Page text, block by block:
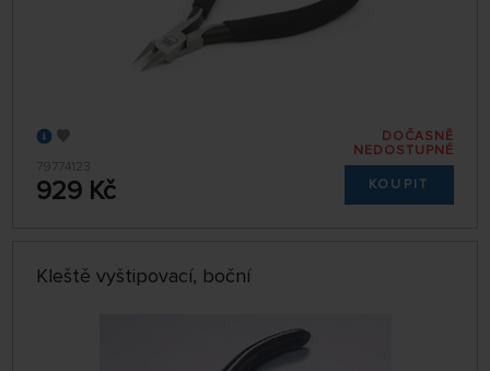
79774123
929 Kč
DOČASNĚ
NEDOSTUPNÉ
KOUPIT
Kleště vyštipovací, boční